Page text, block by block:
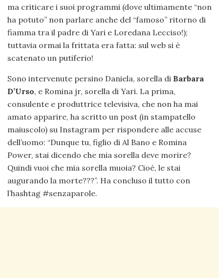
ma criticare i suoi programmi (dove ultimamente “non
ha potuto” non parlare anche del “famoso” ritorno di
fiamma tra il padre di Yari e Loredana Lecciso!);
tuttavia ormai la frittata era fatta: sul web si è
scatenato un putiferio!
Sono intervenute persino Daniela, sorella di Barbara
D’Urso, e Romina jr, sorella di Yari. La prima,
consulente e produttrice televisiva, che non ha mai
amato apparire, ha scritto un post (in stampatello
maiuscolo) su Instagram per rispondere alle accuse
dell’uomo: “Dunque tu, figlio di Al Bano e Romina
Power, stai dicendo che mia sorella deve morire?
Quindi vuoi che mia sorella muoia? Cioè, le stai
augurando la morte???”. Ha concluso il tutto con
l’hashtag #senzaparole.